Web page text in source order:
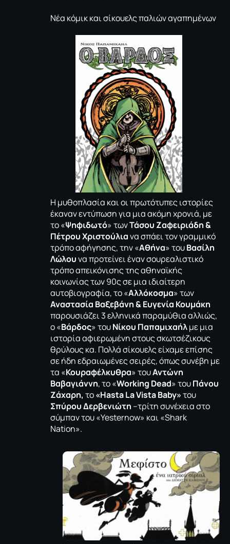
Νέα κόμικ και σίκουελς παλιών αγαπημένων
Η μυθοπλασία και οι πρωτότυπες ιστορίες
έκαναν εντύπωση για μια ακόμη χρονιά, με
το «Ψηφιδωτό» τωνΤάσου Ζαφειριάδη &
Πέτρου Χριστούλιανα σπάει τον γραμμικό
τρόπο αφήγησης, την «Αθήνα» τουΒασίλη
Λώλουνα προτείνει έναν σουρεαλιστικό
τρόπο απεικόνισης της αθηναϊκής
κοινωνίας των 90ς σε μια ιδιαίτερη
αυτοβιογραφία, το «Αλλόκοσμα» των
Αναστασία Βαξεβάνη & Ευγενία Κουμάκη
παρουσιάζει 3 ελληνικά παραμύθια αλλιώς,
ο «Βάρδος» τουΝίκου Παπαμιχαήλμε μια
ιστορία αφιερωμένη στους σκωτσέζικους
θρύλους κα. Πολλά σίκουελς είχαμε επίσης
σε ήδη εδραιωμένες σειρές, όπως συνέβη με
τα «Κουραφέλκυθρα» τουΑντώνη
Βαβαγιάννη, το «Working Dead» τουΠάνου
Ζάχαρη, το«Hasta La Vista Baby»του
Σπύρου Δερβενιώτη –τρίτη συνέχεια στο
σύμπαν του «Yesternow» και «Shark
Nation».